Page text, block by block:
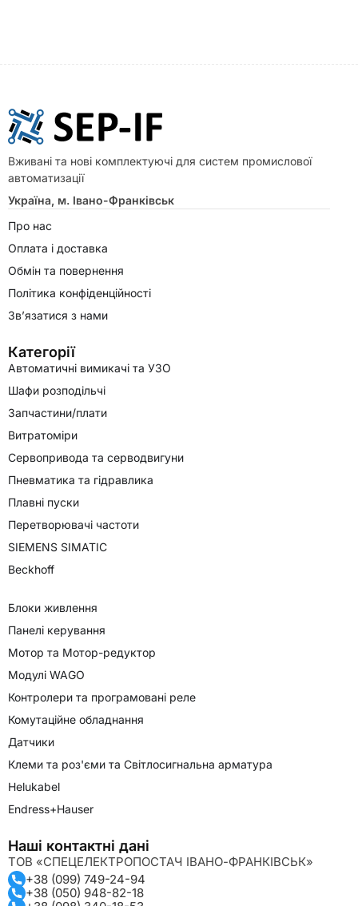
Вживані та нові комплектуючі для систем промислової
автоматизації
Україна, м. Івано-Франківськ
Про нас
Оплата і доставка
Обмін та повернення
Політика конфіденційності
Зв’язатися з нами
Категорії
Автоматичні вимикачі та УЗО
Шафи розподільчі
Запчастини/плати
Витратоміри
Сервопривода та серводвигуни
Пневматика та гідравлика
Плавні пуски
Перетворювачі частоти
SIEMENS SIMATIC
Beckhoff
Блоки живлення
Панелі керування
Мотор та Мотор-редуктор
Модулі WAGO
Контролери та програмовані реле
Комутаційне обладнання
Датчики
Клеми та роз'єми та Світлосигнальна арматура
Helukabel
Endress+Hauser
Наші контактні дані
ТОВ «СПЕЦЕЛЕКТРОПОСТАЧ ІВАНО-ФРАНКІВСЬК»
+38 (099) 749-24-94
+38 (050) 948-82-18